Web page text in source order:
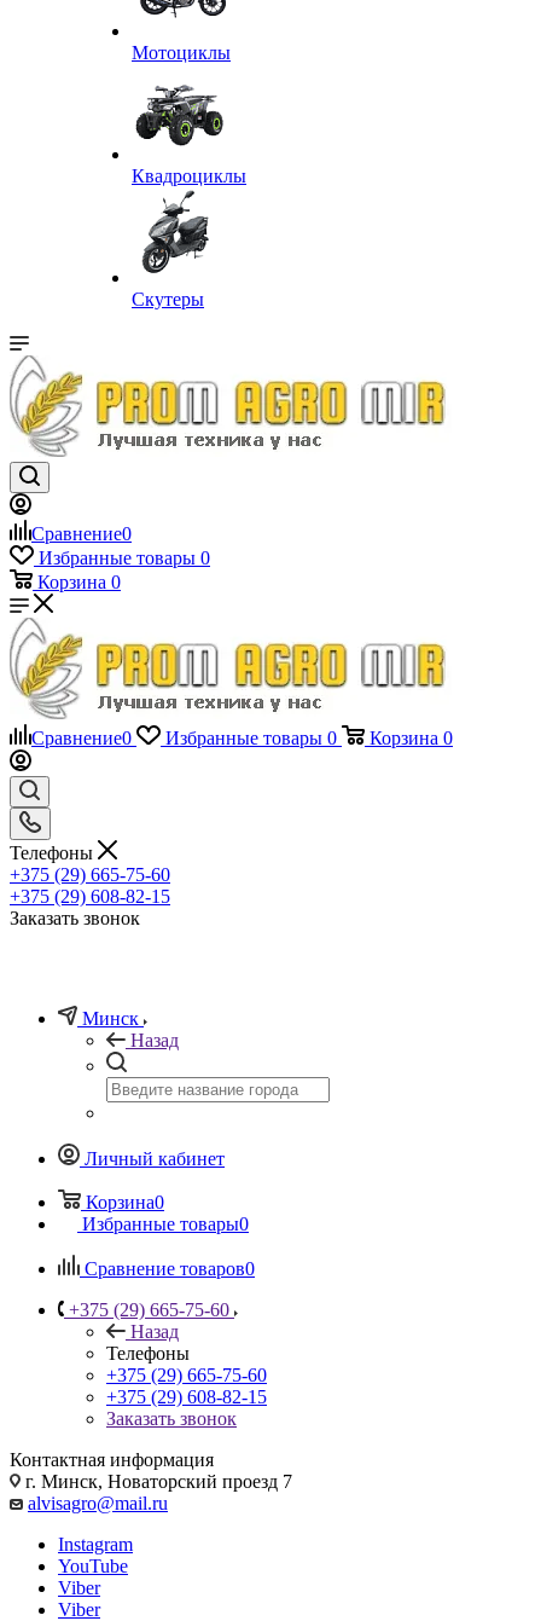
Мотоциклы
Квадроциклы
Скутеры
Сравнение0
Избранные товары 0
Корзина 0
Сравнение0 Избранные товары 0 Корзина 0
Телефоны
+375 (29) 665-75-60
+375 (29) 608-82-15
Заказать звонок
Минск
Назад
Личный кабинет
Корзина0
Избранные товары0
Сравнение товаров0
+375 (29) 665-75-60
Назад
Телефоны
+375 (29) 665-75-60
+375 (29) 608-82-15
Заказать звонок
Контактная информация
г. Минск, Новаторский проезд 7
alvisagro@mail.ru
Instagram
YouTube
Viber
Viber